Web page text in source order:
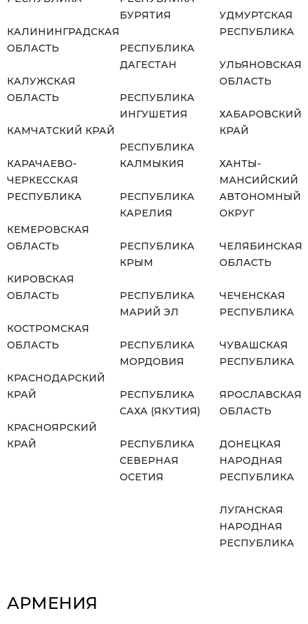
КАЛИНИНГРАДСКАЯ
ОБЛАСТЬ
КАЛУЖСКАЯ
ОБЛАСТЬ
КАМЧАТСКИЙ КРАЙ
КАРАЧАЕВО-
ЧЕРКЕССКАЯ
РЕСПУБЛИКА
КЕМЕРОВСКАЯ
ОБЛАСТЬ
КИРОВСКАЯ
ОБЛАСТЬ
КОСТРОМСКАЯ
ОБЛАСТЬ
КРАСНОДАРСКИЙ
КРАЙ
КРАСНОЯРСКИЙ
КРАЙ
БУРЯТИЯ
РЕСПУБЛИКА
ДАГЕСТАН
РЕСПУБЛИКА
ИНГУШЕТИЯ
РЕСПУБЛИКА
КАЛМЫКИЯ
РЕСПУБЛИКА
КАРЕЛИЯ
РЕСПУБЛИКА
КРЫМ
РЕСПУБЛИКА
МАРИЙ ЭЛ
РЕСПУБЛИКА
МОРДОВИЯ
РЕСПУБЛИКА
САХА (ЯКУТИЯ)
РЕСПУБЛИКА
СЕВЕРНАЯ
ОСЕТИЯ
УДМУРТСКАЯ
РЕСПУБЛИКА
УЛЬЯНОВСКАЯ
ОБЛАСТЬ
ХАБАРОВСКИЙ
КРАЙ
ХАНТЫ-
МАНСИЙСКИЙ
АВТОНОМНЫЙ
ОКРУГ
ЧЕЛЯБИНСКАЯ
ОБЛАСТЬ
ЧЕЧЕНСКАЯ
РЕСПУБЛИКА
ЧУВАШСКАЯ
РЕСПУБЛИКА
ЯРОСЛАВСКАЯ
ОБЛАСТЬ
ДОНЕЦКАЯ
НАРОДНАЯ
РЕСПУБЛИКА
ЛУГАНСКАЯ
НАРОДНАЯ
РЕСПУБЛИКА
АРМЕНИЯ